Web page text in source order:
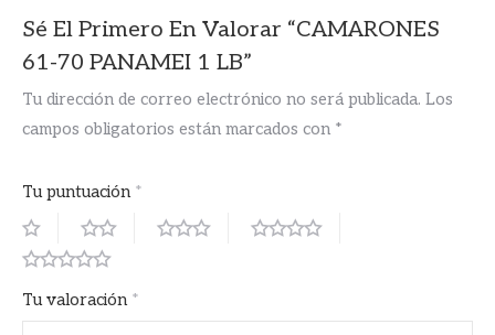
Sé El Primero En Valorar “CAMARONES
61-70 PANAMEI 1 LB”
Tu dirección de correo electrónico no será publicada. Los
campos obligatorios están marcados con *
Tu puntuación *
Tu valoración *